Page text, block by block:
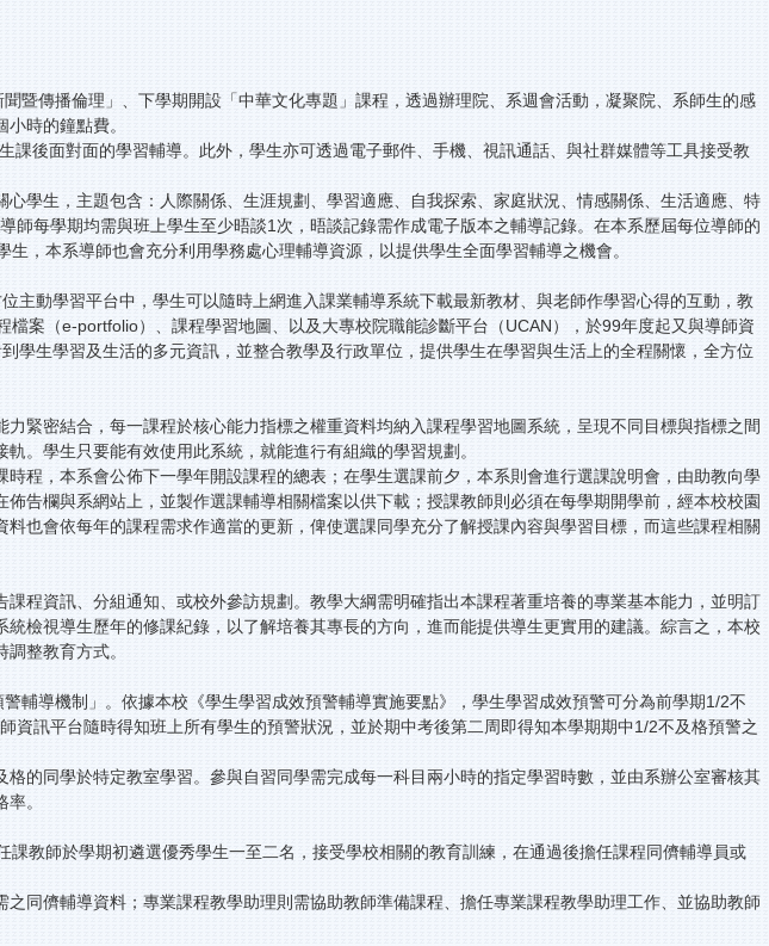
暨傳播倫理」、下學期開設「中華文化專題」課程，透過辦理院、系週會活動，凝聚院、系師生的感
時的鐘點費。
後面對面的學習輔導。此外，學生亦可透過電子郵件、手機、視訊通話、與社群媒體等工具接受教
學生，主題包含：人際關係、生涯規劃、學習適應、自我探索、家庭狀況、情感關係、生活適應、特
每學期均需與班上學生至少晤談1次，晤談記錄需作成電子版本之輔導記錄。在本系歷屆每位導師的
，本系導師也會充分利用學務處心理輔導資源，以提供學生全面學習輔導之機會。
動學習平台中，學生可以隨時上網進入課業輔導系統下載最新教材、與老師作學習心得的互動，教
案（e-portfolio）、課程學習地圖、以及大專校院職能診斷平台（UCAN），於99年度起又與導師資
生學習及生活的多元資訊，並整合教學及行政單位，提供學生在學習與生活上的全程關懷，全方位
緊密結合，每一課程於核心能力指標之權重資料均納入課程學習地圖系統，呈現不同目標與指標之間
。學生只要能有效使用此系統，就能進行有組織的學習規劃。
程，本系會公佈下一學年開設課程的總表；在學生選課前夕，本系則會進行選課說明會，由助教向學
告欄與系網站上，並製作選課輔導相關檔案以供下載；授課教師則必須在每學期開學前，經本校校園
也會依每年的課程需求作適當的更新，俾使選課同學充分了解授課內容與學習目標，而這些課程相關
程資訊、分組通知、或校外參訪規劃。教學大綱需明確指出本課程著重培養的專業基本能力，並明訂
檢視導生歷年的修課紀錄，以了解培養其專長的方向，進而能提供導生更實用的建議。綜言之，本校
整教育方式。
輔導機制」。依據本校《學生學習成效預警輔導實施要點》，學生學習成效預警可分為前學期1/2不
訊平台隨時得知班上所有學生的預警狀況，並於期中考後第二周即得知本學期期中1/2不及格預警之
的同學於特定教室學習。參與自習同學需完成每一科目兩小時的指定學習時數，並由系辦公室審核其
。
教師於學期初遴選優秀學生一至二名，接受學校相關的教育訓練，在通過後擔任課程同儕輔導員或
同儕輔導資料；專業課程教學助理則需協助教師準備課程、擔任專業課程教學助理工作、並協助教師